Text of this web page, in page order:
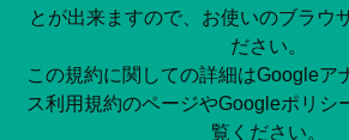
とが出来ますので、お使いのブラウ
ださい。
この規約に関しての詳細はGoogleア
ス利用規約のページやGoogleポリシ
覧ください。